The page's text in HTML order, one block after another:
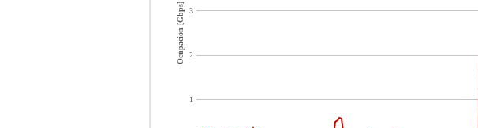
1
2
3
Ocupacion [Gbps]